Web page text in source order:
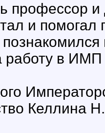
профессор
и помогал
работу в
Келлина